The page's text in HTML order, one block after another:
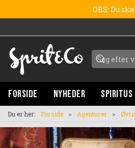
OBS: Du
FORSIDE NYHEDER SPIRITUS
Du er her: Forside Agenturer